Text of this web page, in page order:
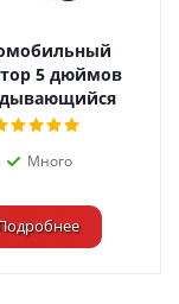
5 дюймов
Много